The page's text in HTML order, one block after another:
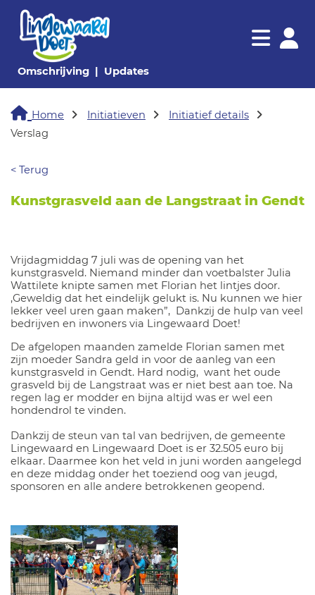
Omschrijving(huidige pagina)
Updates(huidige pagina)
Navigatie
Home Initiatieven
Initiatief details
Verslag
< Terug
Kunstgrasveld aan de Langstraat in Gendt
Vrijdagmiddag 7 juli was de opening van het
kunstgrasveld. Niemand minder dan voetbalster Julia
Wattilete knipte samen met Florian het lintjes door.
,Geweldig dat het eindelijk gelukt is. Nu kunnen we hier
lekker veel uren gaan maken”, Dankzij de hulp van veel
bedrijven en inwoners via Lingewaard Doet!
De afgelopen maanden zamelde Florian samen met
zijn moeder Sandra geld in voor de aanleg van een
kunstgrasveld in Gendt. Hard nodig, want het oude
grasveld bij de Langstraat was er niet best aan toe. Na
regen lag er modder en bijna altijd was er wel een
hondendrol te vinden.
Dankzij de steun van tal van bedrijven, de gemeente
Lingewaard en Lingewaard Doet is er 32.505 euro bij
elkaar. Daarmee kon het veld in juni worden aangelegd
en deze middag onder het toeziend oog van jeugd,
sponsoren en alle andere betrokkenen geopend.